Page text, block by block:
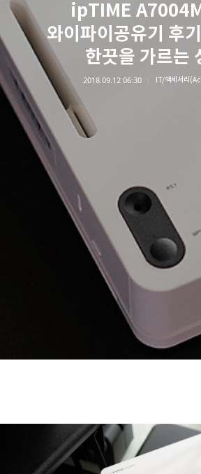
ipTIME
와이파이공유기 후
한끗을 가르는
2018.09.12 06:30 IT/액세서리